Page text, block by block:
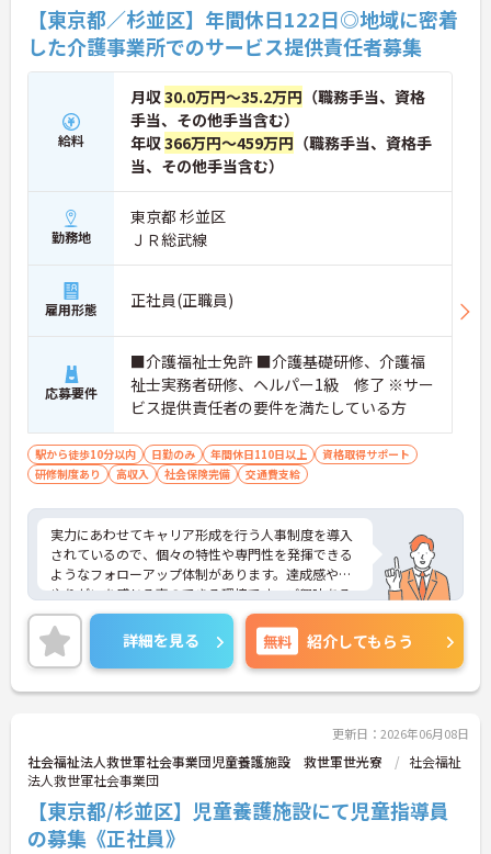
【東京都／杉並区】年間休日122日◎地域に密着
した介護事業所でのサービス提供責任者募集
給料
月収30.0万円～35.2万円 （職務手当、資格
手当、その他手当含む）
年収366万円～459万円 （職務手当、資格手
当、その他手当含む）
勤務地
東京都 杉並区
ＪＲ総武線
雇用形態 正社員(正職員)
応募要件
■介護福祉士免許 ■介護基礎研修、介護福
祉士実務者研修、ヘルパー1級 修了 ※サー
ビス提供責任者の要件を満たしている方
駅から徒歩10分以内 日勤のみ 年間休日110日以上
資格取得サポート
研修制度あり
高収入 社会保険完備 交通費支給
実力にあわせてキャリア形成を行う人事制度を導入
されているので、個々の特性や専門性を発揮できる
ようなフォローアップ体制があります。達成感や、
やりがいを感じる事のできる環境です。ご興味ある
方には、面接のポイントなど、さらに詳細をお話致
しますのでお気軽にご相談ください。
詳細を見る 無料 紹介してもらう
更新日：2026年06月08日
社会福祉法人救世軍社会事業団児童養護施設 救世軍世光寮
社会福祉
法人救世軍社会事業団
【東京都/杉並区】児童養護施設にて児童指導員
の募集《正社員》